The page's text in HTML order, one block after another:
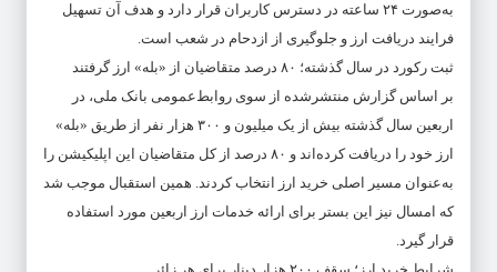
به‌صورت ۲۴ ساعته در دسترس کاربران قرار دارد و هدف آن تسهیل
فرایند دریافت ارز و جلوگیری از ازدحام در شعب است.
ثبت رکورد در سال گذشته؛ ۸۰ درصد متقاضیان از «بله» ارز گرفتند
بر اساس گزارش منتشرشده از سوی روابط‌عمومی بانک ملی، در
اربعین سال گذشته بیش از یک میلیون و ۳۰۰ هزار نفر از طریق «بله»
ارز خود را دریافت کرده‌اند و ۸۰ درصد از کل متقاضیان این اپلیکیشن را
به‌عنوان مسیر اصلی خرید ارز انتخاب کردند. همین استقبال موجب شد
که امسال نیز این بستر برای ارائه خدمات ارز اربعین مورد استفاده
قرار گیرد.